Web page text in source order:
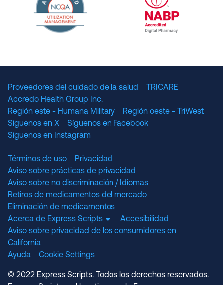
Proveedores del cuidado de la salud
TRICARE
Accredo Health Group Inc.
Región este - Humana Military
Región oeste - TriWest
Síguenos en X
Síguenos en Facebook
Síguenos en Instagram
Términos de uso
Privacidad
Aviso sobre prácticas de privacidad
Aviso sobre no discriminación / Idiomas
Retiros de medicamentos del mercado
Eliminación de medicamentos
Acerca de Express Scripts
Accesibilidad
Aviso sobre privacidad de los consumidores en
California
Ayuda
Cookie Settings
© 2022 Express Scripts. Todos los derechos reservados.